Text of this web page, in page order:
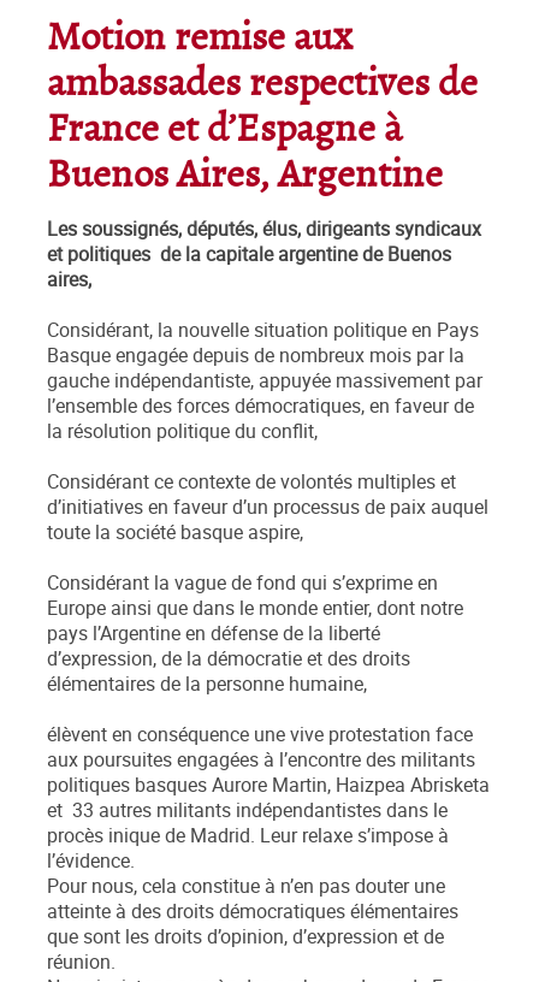
Motion remise aux
ambassades respectives de
France et d’Espagne à
Buenos Aires, Argentine
Les soussignés, députés, élus, dirigeants syndicaux
et politiques de la capitale argentine de Buenos
aires,
Considérant, la nouvelle situation politique en Pays
Basque engagée depuis de nombreux mois par la
gauche indépendantiste, appuyée massivement par
l’ensemble des forces démocratiques, en faveur de
la résolution politique du conflit,
Considérant ce contexte de volontés multiples et
d’initiatives en faveur d’un processus de paix auquel
toute la société basque aspire,
Considérant la vague de fond qui s’exprime en
Europe ainsi que dans le monde entier, dont notre
pays l’Argentine en défense de la liberté
d’expression, de la démocratie et des droits
élémentaires de la personne humaine,
élèvent en conséquence une vive protestation face
aux poursuites engagées à l’encontre des militants
politiques basques Aurore Martin, Haizpea Abrisketa
et 33 autres militants indépendantistes dans le
procès inique de Madrid. Leur relaxe s’impose à
l’évidence.
Pour nous, cela constitue à n’en pas douter une
atteinte à des droits démocratiques élémentaires
que sont les droits d’opinion, d’expression et de
réunion.